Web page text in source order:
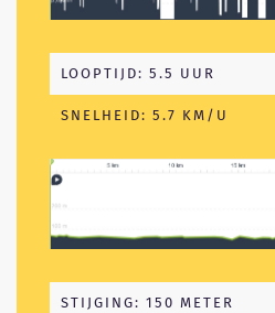
LOOPTIJD: 5.5 UUR
SNELHEID: 5.7 KM/U
STIJGING: 150 METER